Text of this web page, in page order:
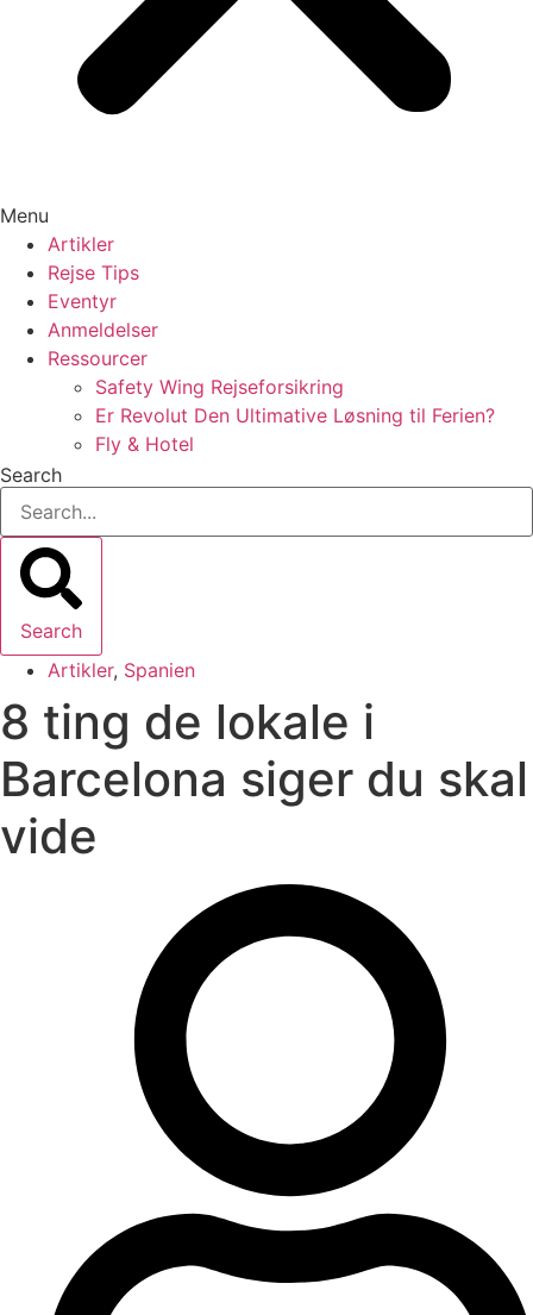
Menu
Artikler
Rejse Tips
Eventyr
Anmeldelser
Ressourcer
Safety Wing Rejseforsikring
Er Revolut Den Ultimative Løsning til Ferien?
Fly & Hotel
Search
Search
Artikler, Spanien
8 ting de lokale i
Barcelona siger ​​du skal
vide